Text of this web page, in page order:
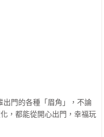
出門的各種「眉角」，不論
，都能從開心出門，幸福玩